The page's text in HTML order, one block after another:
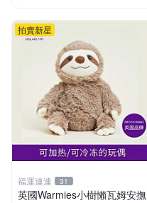
拍賣新星
福運連連 31
英國Warmies小樹懶瓦姆安撫